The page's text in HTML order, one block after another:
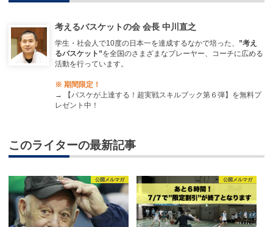
考えるバスケットの会 会長 中川直之
学生・社会人で10度の日本一を達成するなかで培った、 ”考え
るバスケット”を全国のさまざまなプレーヤー、コーチに広める
活動を行っています。
※ 期間限定！
→
【バスケが上達する！超実戦スキルブック第６弾】を無料プ
レゼント中！
このライターの最新記事
公開メルマガ 公開メルマガ